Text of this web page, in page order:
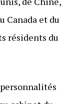
Canada et du
résidents du